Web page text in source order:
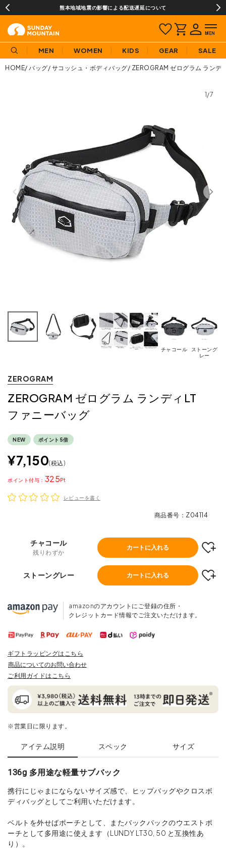
熊本地域地震の影響による配送遅延について
MEN WOMEN KIDS GEAR SALE
HOME バッグ サコッシュ・ボディバッグ ZEROGRAM ゼログラム ランデ
1/7
チャコール
ストーング
レー
ZEROGRAM
ZEROGRAM ゼログラム ランディLT
ファニーバッグ
NEW ポイント5倍
¥7,150 税込
325
ポイント
レビューを書く
商品番号 Z04114
チャコール
残りわずか
カートに入れる
ストーングレー カートに入れる
amazonのアカウントにご登録の住所・
クレジットカード情報でご注文いただけます。
ギフトラッピングはこちら
商品についてのお問い合わせ
ご利用ガイドはこちら
※営業日に限ります。
アイテム説明 スペック サイズ
136g 多用途な軽量サブバック
携行にじゃまにならないサイズ感で、ヒップバッグやクロスボ
ディバッグとしてご利用いただけます。
ベルトを外せばポーチとして、またバックパックのウエストポ
ーチとして多用途に使えます（LUNDY LT30, 50 と互換性あ
り）。